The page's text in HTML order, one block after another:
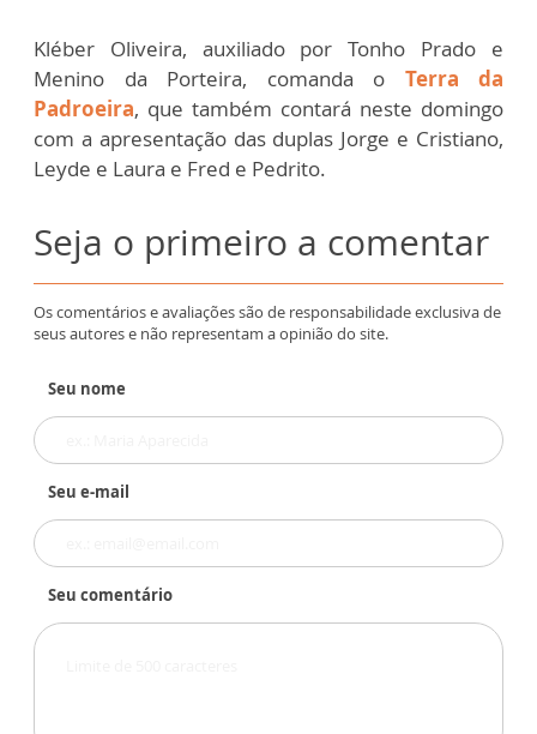
Kléber Oliveira, auxiliado por Tonho Prado e
Menino da Porteira, comanda o Terra da
Padroeira, que também contará neste domingo
com a apresentação das duplas Jorge e Cristiano,
Leyde e Laura e Fred e Pedrito.
Seja o primeiro a comentar
Os comentários e avaliações são de responsabilidade exclusiva de
seus autores e não representam a opinião do site.
Seu nome
Seu e-mail
Seu comentário